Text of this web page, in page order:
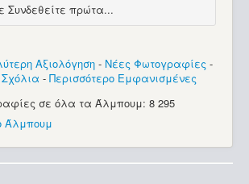
πρώτα...
Αξιολόγηση - Νέες Φωτογραφίες -
- Περισσότερο Εμφανισμένες
σε όλα τα Άλμπουμ: 8 295
Άλμπουμ